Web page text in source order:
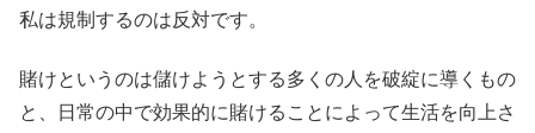
私は規制するのは反対です。
賭けというのは儲けようとする多くの人を破綻に導くもの
と、日常の中で効果的に賭けることによって生活を向上さ